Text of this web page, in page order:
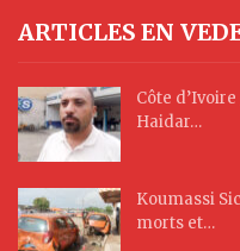
ARTICLES EN
Côte
Haidar…
Koumassi
morts et…